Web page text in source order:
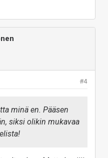
#4
minä en. Pääsen
siksi olikin mukavaa